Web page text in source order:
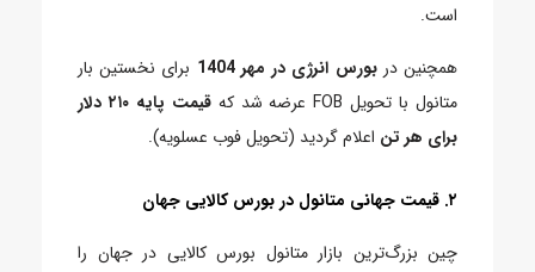
است.
همچنین دربورس انرژی در مهر 1404
برای نخستین بار
متانول با تحویل FOB عرضه شد که
قیمت پایه ۲۱۰ دلار
برای هر تن اعلام گردید (تحویل فوب عسلویه).
۲. قیمت جهانی متانول در بورس کالایی جهان
چین بزرگ‌ترین بازار متانول بورس کالایی در جهان را